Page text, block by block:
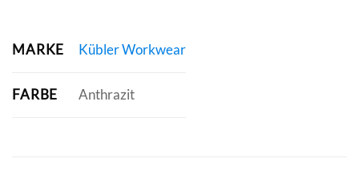
MARKE Kübler Workwear
FARBE Anthrazit